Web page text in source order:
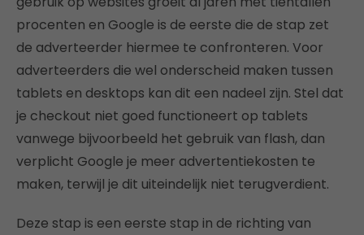
procenten en Google is de eerste die de stap zet
de adverteerder hiermee te confronteren. Voor
adverteerders die wel onderscheid maken tussen
tablets en desktops kan dit een nadeel zijn. Stel dat
je checkout niet goed functioneert op tablets
vanwege bijvoorbeeld het gebruik van flash, dan
verplicht Google je meer advertentiekosten te
maken, terwijl je dit uiteindelijk niet terugverdient.
Deze stap is een eerste stap in de richting van